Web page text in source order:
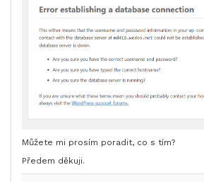
Můžete mi prosím poradit, co s tím?
Předem děkuji.